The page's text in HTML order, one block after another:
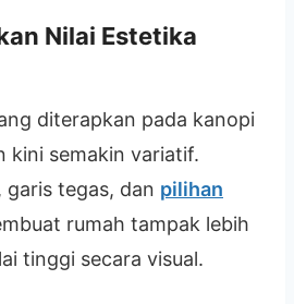
Nilai Estetika
diterapkan pada kanopi
kini semakin variatif.
garis tegas, dan pilihan
rumah tampak lebih
tinggi secara visual.